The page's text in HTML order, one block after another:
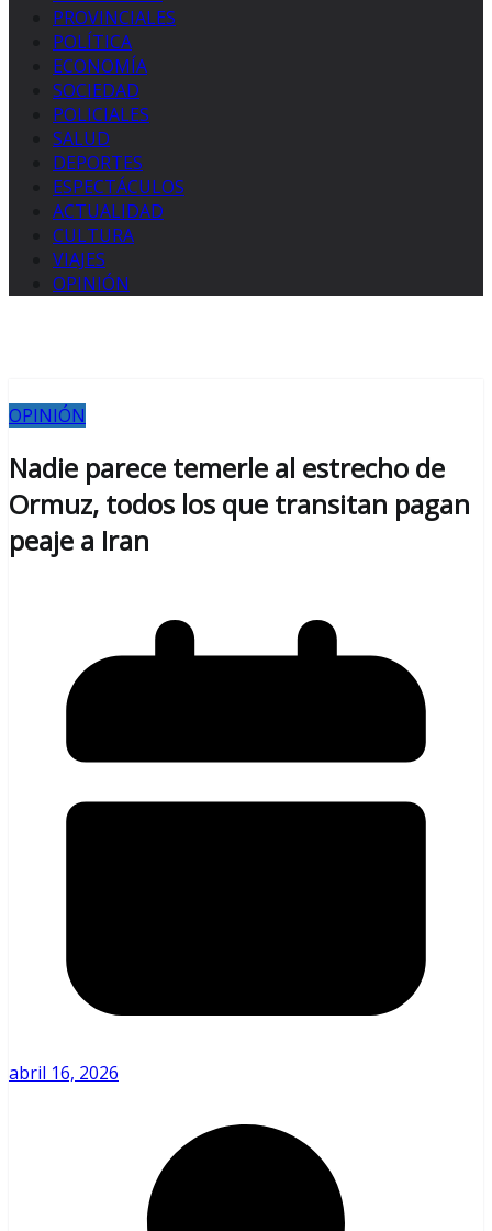
PROVINCIALES
POLÍTICA
ECONOMÍA
SOCIEDAD
POLICIALES
SALUD
DEPORTES
ESPECTÁCULOS
ACTUALIDAD
CULTURA
VIAJES
OPINIÓN
OPINIÓN
Nadie parece temerle al estrecho de
Ormuz, todos los que transitan pagan
peaje a Iran
abril 16, 2026